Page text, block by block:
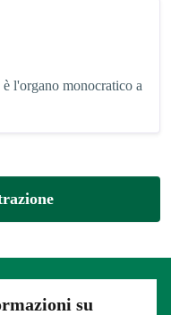
l'organo monocratico a
su